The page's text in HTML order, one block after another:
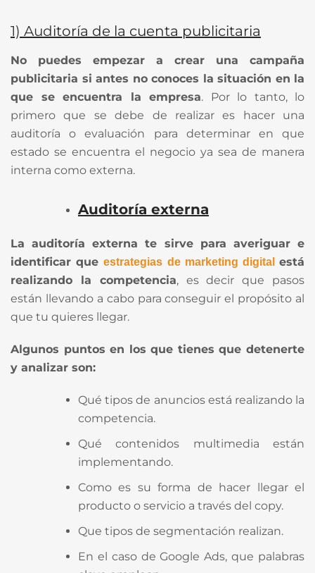
1) Auditoría de la cuenta publicitaria
No puedes empezar a crear una campaña
publicitaria si antes no conoces la situación en la
que se encuentra la empresa. Por lo tanto, lo
primero que se debe de realizar es hacer una
auditoría o evaluación para determinar en que
estado se encuentra el negocio ya sea de manera
interna como externa.
Auditoría externa
La auditoría externa te sirve para averiguar e
identificar queestrategias de marketing digitalestá
realizando la competencia, es decir que pasos
están llevando a cabo para conseguir el propósito al
que tu quieres llegar.
Algunos puntos en los que tienes que detenerte
y analizar son:
Qué tipos de anuncios está realizando la
competencia.
Qué contenidos multimedia están
implementando.
Como es su forma de hacer llegar el
producto o servicio a través del copy.
Que tipos de segmentación realizan.
En el caso de Google Ads, que palabras